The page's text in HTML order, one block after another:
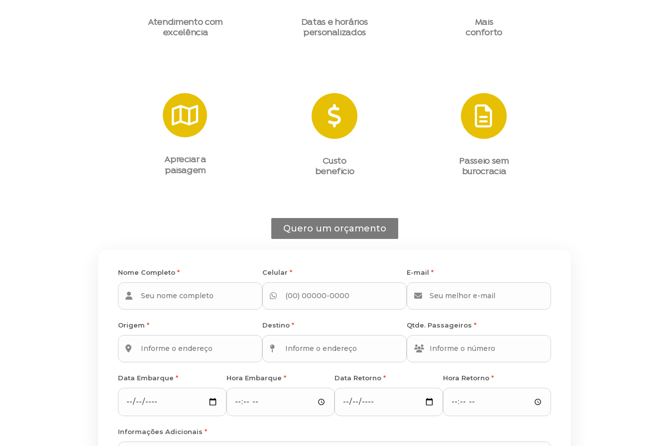
Atendimento com
excelência
Datas e horários
personalizados
Mais
conforto
Apreciar a
paisagem
Custo
benefício
Passeio sem
burocracia
Quero um orçamento
Nome Completo * Celular * E-mail *
Origem * Destino * Qtde. Passageiros *
Data Embarque * Hora Embarque * Data Retorno * Hora Retorno *
Informações Adicionais *